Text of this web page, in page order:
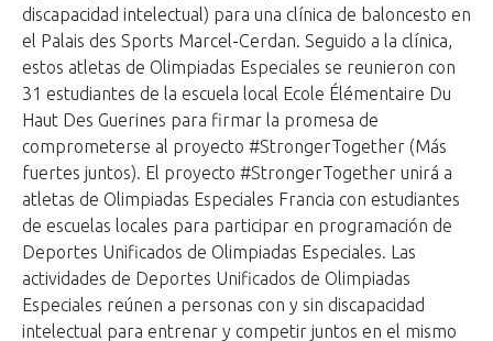
discapacidad intelectual) para una clínica de baloncesto en
el Palais des Sports Marcel-Cerdan. Seguido a la clínica,
estos atletas de Olimpiadas Especiales se reunieron con
31 estudiantes de la escuela local Ecole Élémentaire Du
Haut Des Guerines para firmar la promesa de
comprometerse al proyecto #StrongerTogether (Más
fuertes juntos). El proyecto #StrongerTogether unirá a
atletas de Olimpiadas Especiales Francia con estudiantes
de escuelas locales para participar en programación de
Deportes Unificados de Olimpiadas Especiales. Las
actividades de Deportes Unificados de Olimpiadas
Especiales reúnen a personas con y sin discapacidad
intelectual para entrenar y competir juntos en el mismo